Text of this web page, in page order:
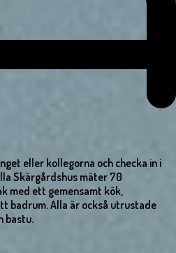
eller kollegorna och checka in i
Skärgårdshus mäter 70
med ett gemensamt kök,
badrum. Alla är också utrustade
bastu.